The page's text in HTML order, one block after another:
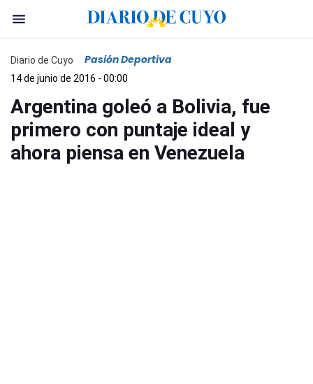
Diario de Cuyo Pasión Deportiva
14 de junio de 2016 - 00:00
Argentina goleó a Bolivia, fue
primero con puntaje ideal y
ahora piensa en Venezuela